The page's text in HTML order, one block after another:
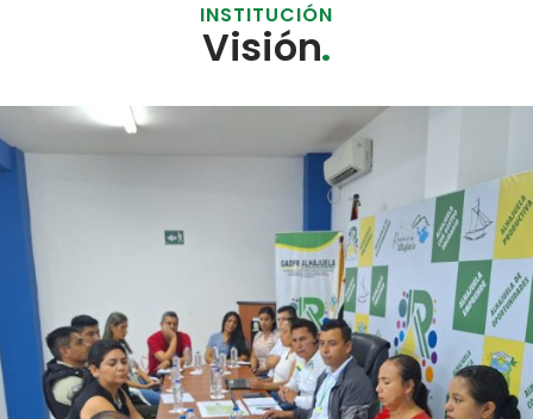
INSTITUCIÓN
Visión.